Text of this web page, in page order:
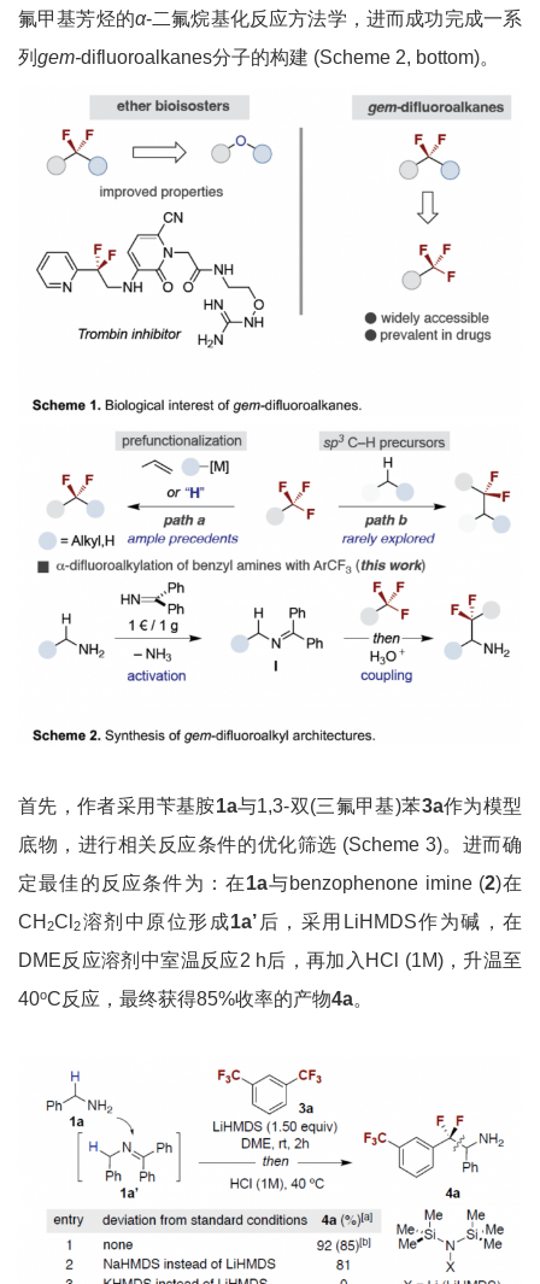
氟甲基芳烃的α-二氟烷基化反应方法学，进而成功完成一系
列 gem-difluoroalkanes分子的构建 (Scheme 2, bottom)。
首先，作者采用苄基胺1a与1,3-双(三氟甲基)苯3a作为模型
底物，进行相关反应条件的优化筛选 (Scheme 3)。进而确
定最佳的反应条件为：在1a与benzophenone imine (2)在
CH 2Cl 2溶剂中原位形成1a’ 后，采用LiHMDS作为碱，在
DME反应溶剂中室温反应2 h后，再加入HCl (1M)，升温至
40oC反应，最终获得85%收率的产物4a。